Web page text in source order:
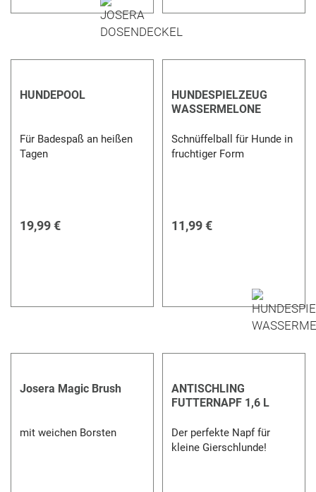
HUNDEPOOL
Für Badespaß an heißen
Tagen
19,99 €
HUNDESPIELZEUG
WASSERMELONE
Schnüffelball für Hunde in
fruchtiger Form
11,99 €
Josera Magic Brush
mit weichen Borsten
ANTISCHLING
FUTTERNAPF 1,6 L
Der perfekte Napf für
kleine Gierschlunde!